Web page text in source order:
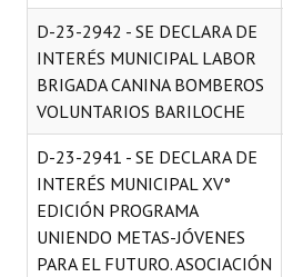
Huéspedes de Honor - Registro
Antiguos Pobladores - Registro
Reconocimientos - Registro
Bariloche, Municipio intercultural
Entrega de distinciones
REFORMA DE LA CARTA ORGÁNICA
D-23-2942 - SE DECLARA DE
INTERÉS MUNICIPAL LABOR
BRIGADA CANINA BOMBEROS
VOLUNTARIOS BARILOCHE
D-23-2941 - SE DECLARA DE
INTERÉS MUNICIPAL XV°
EDICIÓN PROGRAMA
UNIENDO METAS-JÓVENES
PARA EL FUTURO. ASOCIACIÓN